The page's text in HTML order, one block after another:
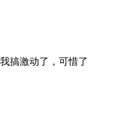
搞激动了，可惜了